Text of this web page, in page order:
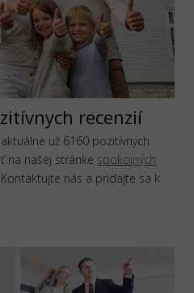
recenzií
už 6160 pozitívnych
na našej stránke spokojných
nás a pridajte sa k